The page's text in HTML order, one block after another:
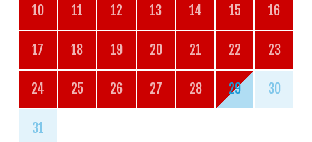
10 11 12 13 14 15 16
17 18 19 20 21 22 23
24 25 26 27 28 29 30
31